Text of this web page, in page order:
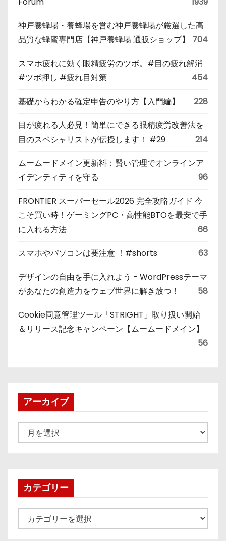
神戸養蜂場・養蜂場を営む神戸養蜂場が厳選した高
品質な蜂蜜専門店【神戸養蜂場 通販ショップ】
704
スマホ疲れに効く眼精疲労のツボ。#目の疲れ解消
#ツボ押し #疲れ目対策
454
基礎からわかる確定申告のやり方【入門編】 228
目が疲れる人必見！簡単にできる眼精疲労改善法を
目のスペシャリストが伝授します！ #29
214
ムームードメイン更新料：賢い管理でオンラインア
イデンティティを守る
96
FRONTIER スーパーセール2026 完全攻略ガイド 今
こそ買い時！ゲーミングPC・高性能BTOを最安で手
に入れる方法
66
スマホやパソコンは要注意 ！#shorts 63
デザインの自由を手に入れよう - WordPressテーマ
があなたの創造力をウェブ世界に解き放つ！
58
Cookie同意管理ツール「STRIGHT」取り扱い開始
＆リリース記念キャンペーン【ムームードメイン】
56
アーカイブ
ー
ブカテゴリー
テ